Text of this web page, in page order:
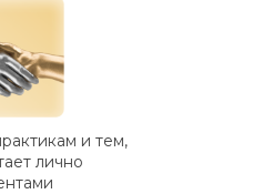
и тем,
лично